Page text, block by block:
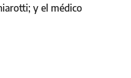
y el médico